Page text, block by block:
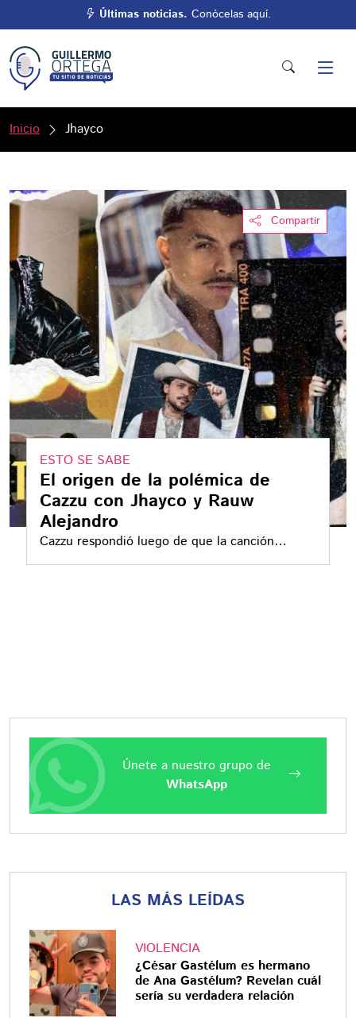
Últimas noticias. Conócelas aquí.
Inicio Jhayco
Compartir
ESTO SE SABE
El origen de la polémica de
Cazzu con Jhayco y Rauw
Alejandro
Cazzu respondió luego de que la canción
incluyera una referencia a Christian Nodal;
Únete a nuestro grupo de
WhatsApp
LAS MÁS LEÍDAS
VIOLENCIA
¿César Gastélum es hermano
de Ana Gastélum? Revelan cuál
sería su verdadera relación